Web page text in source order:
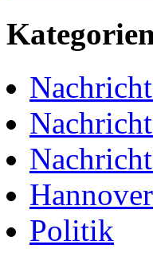
Hannover
Politik